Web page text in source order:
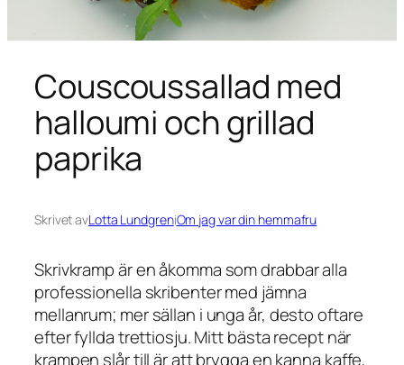
Couscoussallad med
halloumi och grillad
paprika
Skrivet avLotta LundgreniOm jag var din hemmafru
Skrivkramp är en åkomma som drabbar alla
professionella skribenter med jämna
mellanrum; mer sällan i unga år, desto oftare
efter fyllda trettiosju. Mitt bästa recept när
krampen slår till är att brygga en kanna kaffe,